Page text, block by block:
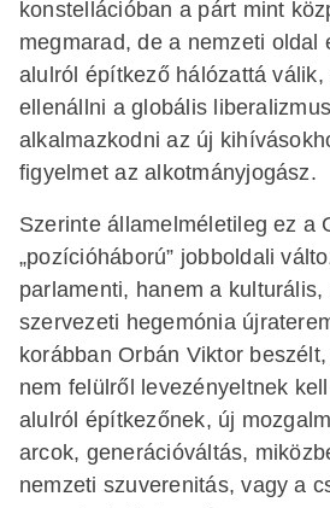
konstellációban a párt mint
megmarad, de a nemzeti oldal
alulról építkező hálózattá
ellenállni a globális
alkalmazkodni az új
figyelmet az alkotmányjogász.
Szerinte államelméletileg ez a
„pozícióháború” jobboldali
parlamenti, hanem a
szervezeti hegemónia
korábban Orbán Viktor
nem felülről levezényeltnek
alulról építkezőnek, új
arcok, generációváltás,
nemzeti szuverenitás, vagy a